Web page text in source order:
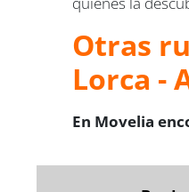
Otras
Lorca -
En Movelia